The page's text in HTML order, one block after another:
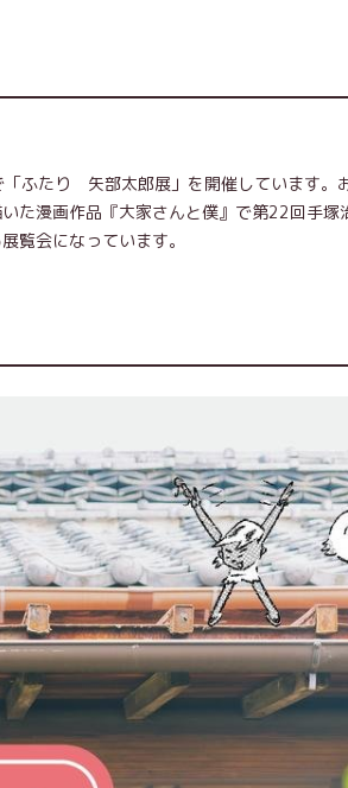
ふたり 矢部太郎展」を開催しています。
た漫画作品『大家さんと僕』で第22回手塚
覧会になっています。